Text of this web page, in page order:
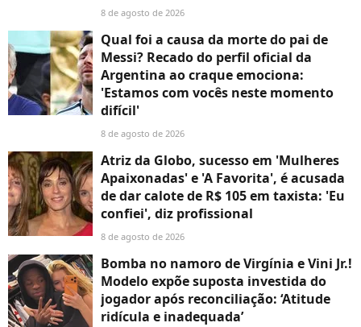
8 de agosto de 2026
Qual foi a causa da morte do pai de
Messi? Recado do perfil oficial da
Argentina ao craque emociona:
'Estamos com vocês neste momento
difícil'
8 de agosto de 2026
Atriz da Globo, sucesso em 'Mulheres
Apaixonadas' e 'A Favorita', é acusada
de dar calote de R$ 105 em taxista: 'Eu
confiei', diz profissional
8 de agosto de 2026
Bomba no namoro de Virgínia e Vini Jr.!
Modelo expõe suposta investida do
jogador após reconciliação: ‘Atitude
ridícula e inadequada’